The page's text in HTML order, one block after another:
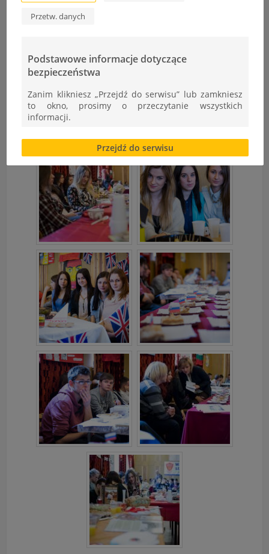
Przetw. danych
Podstawowe informacje dotyczące
bezpieczeństwa
Zanim klikniesz „Przejdź do serwisu” lub zamkniesz
to okno, prosimy o przeczytanie wszystkich
informacji.
Brak zgody bądź ograniczenie funkcjonalności plików
cookies lub local storage, może utrudnić lub
uniemożliwić korzystanie z Serwisu.
Informacje dotyczące polityki prywatności oraz
przetwarzania danych osobowych dostępne są cały
czas w sekcji
"Nasza szkoła" > "Bezpieczeństwo"
Przejdź do serwisu